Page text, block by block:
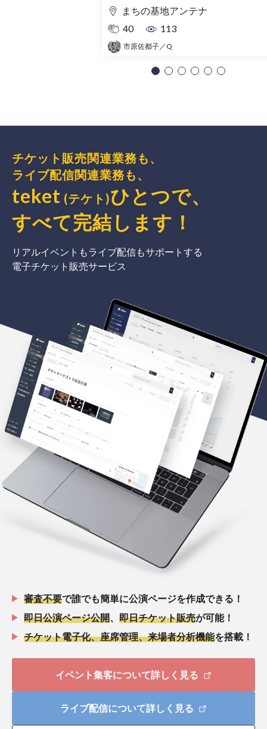
まちの基地アンテナ
40
113
市原佐都子／Q
チケット販売関連業務も、
ライブ配信関連業務も、
teket (テケト)ひとつで、
すべて完結 します ！
リアルイベントもライブ配信もサポートする
電子チケット販売サービス
審査不要で誰でも簡単に公演ページを作成できる！
即日公演ページ公開
即日チケット販売が可能！
チケット電子化、座席管理、来場者分析機能を搭載！
イベント集客について詳しく見る
ライブ配信について詳しく見る